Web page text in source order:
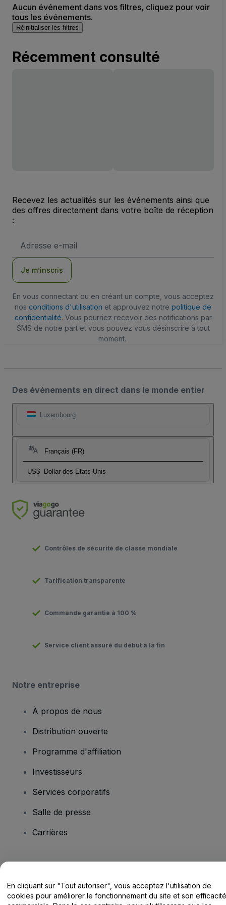
Aucun événement dans vos filtres, cliquez pour voir
tous les événements.
Réinitialiser les filtres
Récemment consulté
Recevez les actualités sur les événements ainsi que
des offres directement dans votre boîte de réception
:
e-
Je m’inscris
En vous connectant ou en créant un compte, vous acceptez
nos conditions d'utilisation et approuvez notre politique de
confidentialité. Vous pourriez recevoir des notifications par
SMS de notre part et vous pouvez vous désinscrire à tout
moment.
Des événements en direct dans le monde entier
Luxembourg
Français (FR)
US$ Dollar des Etats-Unis
Contrôles de sécurité de classe mondiale
Tarification transparente
Commande garantie à 100 %
Service client assuré du début à la fin
Notre entreprise
À propos de nous
Distribution ouverte
Programme d'affiliation
Investisseurs
Services corporatifs
Salle de presse
Carrières
Centre d'assistance / Nous contacter
En cliquant sur "Tout autoriser", vous acceptez l'utilisation de
cookies pour améliorer le fonctionnement du site et son efficacité